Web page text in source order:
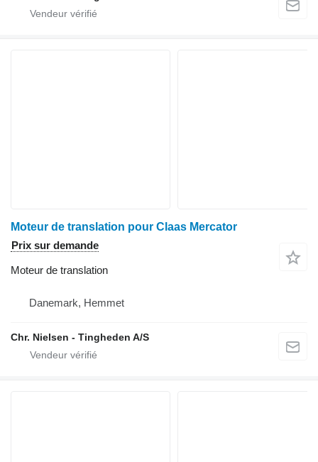
Moteur de translation pour Claas Mercator
Prix sur demande
Moteur de translation
Danemark, Hemmet
Chr. Nielsen - Tingheden A/S